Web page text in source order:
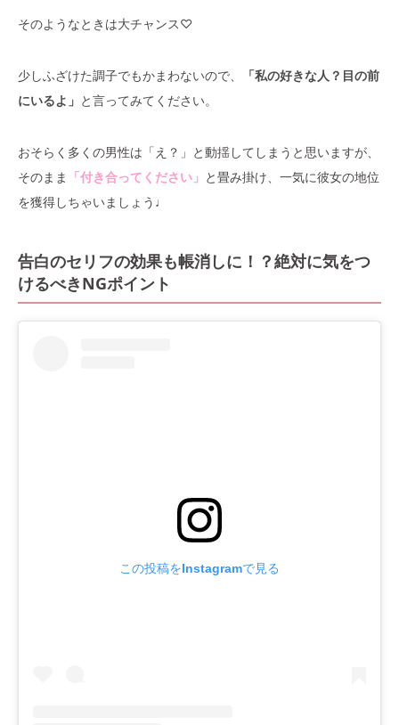
そのようなときは大チャンス♡
少しふざけた調子でもかまわないので、
「私の好きな人？目の前
にいるよ」 と言ってみてください。
おそらく多くの男性は「え？」と動揺してしまうと思いますが、
そのまま 「付き合ってください」 と畳み掛け、一気に彼女の地位
を獲得しちゃいましょう♩
告白のセリフの効果も帳消しに！？絶対に気をつ
けるべきNGポイント
この投稿をInstagramで見る